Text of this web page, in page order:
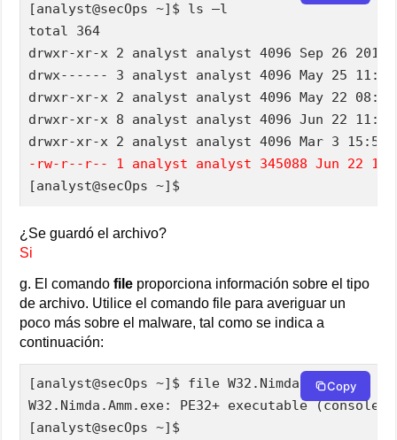
[analyst@secOps ~]$ ls –l
total 364
drwxr-xr-x 2 analyst analyst 4096 Sep 26 2014
drwx------ 3 analyst analyst 4096 May 25 11:16
drwxr-xr-x 2 analyst analyst 4096 May 22
drwxr-xr-x 8 analyst analyst 4096 Jun 22
-rw-r--r-- 1 analyst analyst 345088 Jun 22 15:12
[analyst@secOps ~]$
¿Se guardó el archivo?
Si
g. El comandofile proporciona información sobre el tipo
de archivo. Utilice el comando file para averiguar un
poco más sobre el malware, tal como se indica a
continuación:
[analyst@secOps ~]$ file W32.Nimda.Amm.exe
W32.Nimda.Amm.exe: PE32+ executable
[analyst@secOps ~]$
Copy